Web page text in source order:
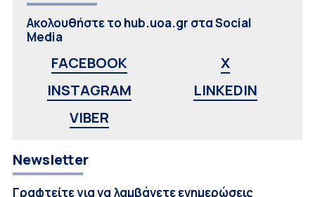
Ακολουθήστε το hub.uoa.gr στα Social
Media
FACEBOOK
X
INSTAGRAM
LINKEDIN
VIBER
Newsletter
Γραφτείτε για να λαμβάνετε ενημερώσεις